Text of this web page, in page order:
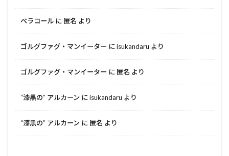
ベラコール に 匿名 より
ゴルグファグ・マンイーター にisukandaru より
ゴルグファグ・マンイーター に 匿名 より
“漆黒の” アルカーン にisukandaru より
“漆黒の” アルカーン に 匿名 より